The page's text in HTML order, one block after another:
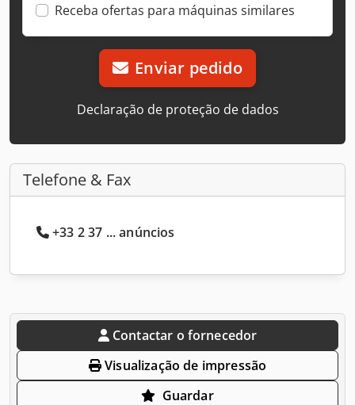
Receba ofertas para máquinas similares
Enviar pedido
Declaração de proteção de dados
Telefone & Fax
+33 2 37 ... anúncios
Contactar o fornecedor
Visualização de impressão
Guardar